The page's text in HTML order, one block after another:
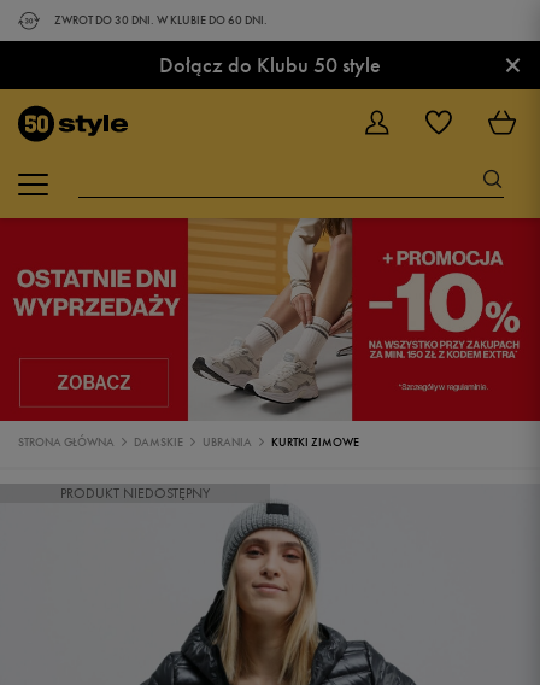
ZWROT DO 30 DNI. W KLUBIE DO 60 DNI.
Dołącz do Klubu 50 style ×
STRONA GŁÓWNA DAMSKIE UBRANIA KURTKI ZIMOWE
PRODUKT NIEDOSTĘPNY